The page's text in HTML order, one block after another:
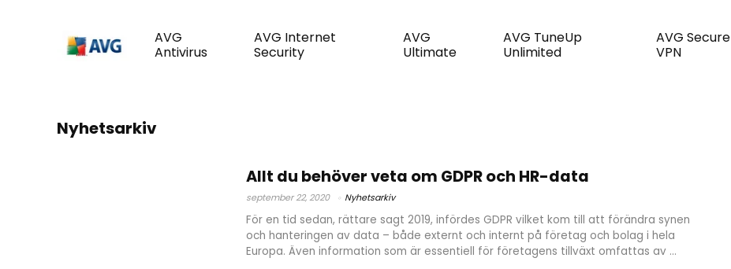
AVG
Antivirus
AVG Internet
Security
AVG
Ultimate
AVG TuneUp
Unlimited
AVG Secure
VPN
Nyhetsarkiv
Allt du behöver veta om GDPR och HR-data
september 22, 2020 Nyhetsarkiv
För en tid sedan, rättare sagt 2019, infördes GDPR vilket kom till att förändra synen
och hanteringen av data – både externt och internt på företag och bolag i hela
Europa. Även information som är essentiell för företagens tillväxt omfattas av ...